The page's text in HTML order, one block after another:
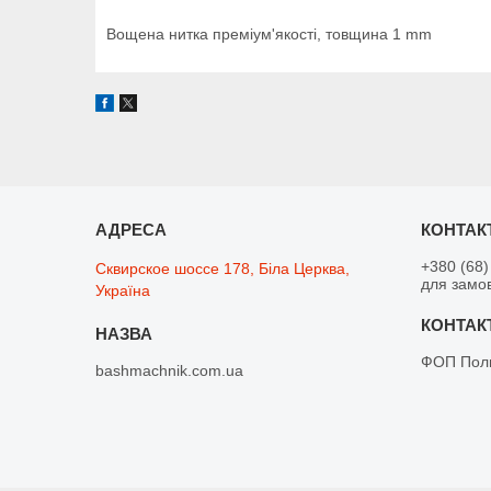
Вощена нитка преміум'якості, товщина 1 mm
Сквирское шоссе 178, Біла Церква,
Україна
bashmachnik.com.ua
+380
для
ФОП